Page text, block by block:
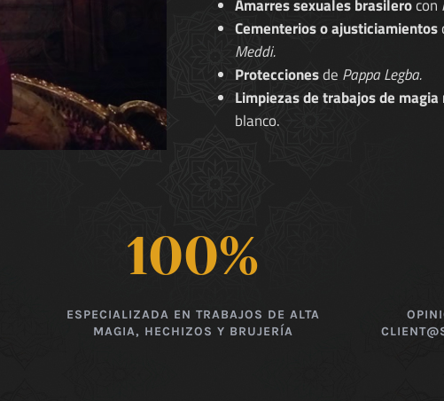
Amarres sexuales brasilerocon
Cementerios o ajusticiamientos
Meddi.
Proteccionesde Pappa Legba.
Limpiezas de trabajos de magia
blanco.
100%
ESPECIALIZADA EN TRABAJOS DE ALTA
MAGIA, HECHIZOS Y BRUJERÍA